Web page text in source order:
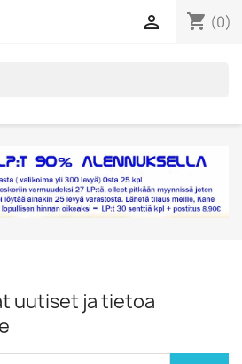
shopping_cart (0)

uutiset ja tietoa